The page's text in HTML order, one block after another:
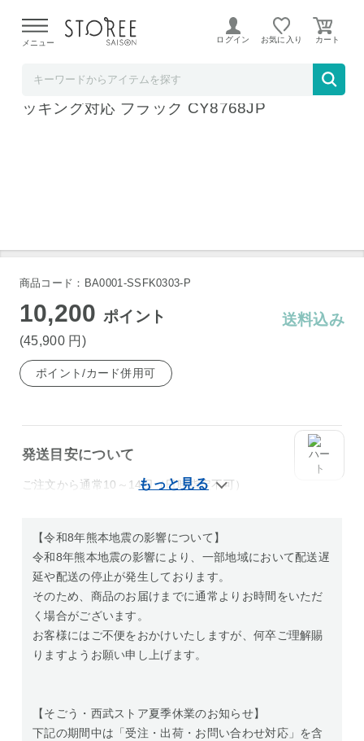
よる配送遅延が発生しております。
メニュー ログイン お気に入り
ティファール クックフォーミー 3L スローク
ッキング対応 ブラック CY8768JP
商品コード：BA0001-SSFK0303-P
10,200ポイント
(45,900 円 )
送料込み
ポイント/カード併用可
発送目安について
ご注文から通常10～14日（日時指定不可）
【令和8年熊本地震の影響について】
令和8年熊本地震の影響により、一部地域において配送遅
延や配送の停止が発生しております。
そのため、商品のお届けまでに通常よりお時間をいただ
く場合がございます。
お客様にはご不便をおかけいたしますが、何卒ご理解賜
りますようお願い申し上げます。
【そごう・西武ストア夏季休業のお知らせ】
下記の期間中は「受注・出荷・お問い合わせ対応」を含